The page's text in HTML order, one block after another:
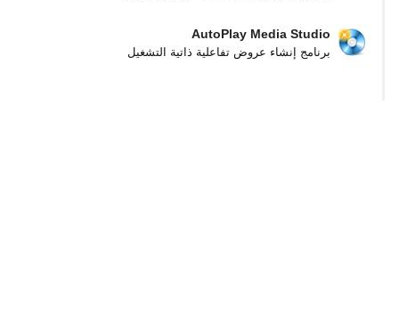
AutoPlay Media Studio
برنامج إنشاء عروض تفاعلية ذاتية التشغيل